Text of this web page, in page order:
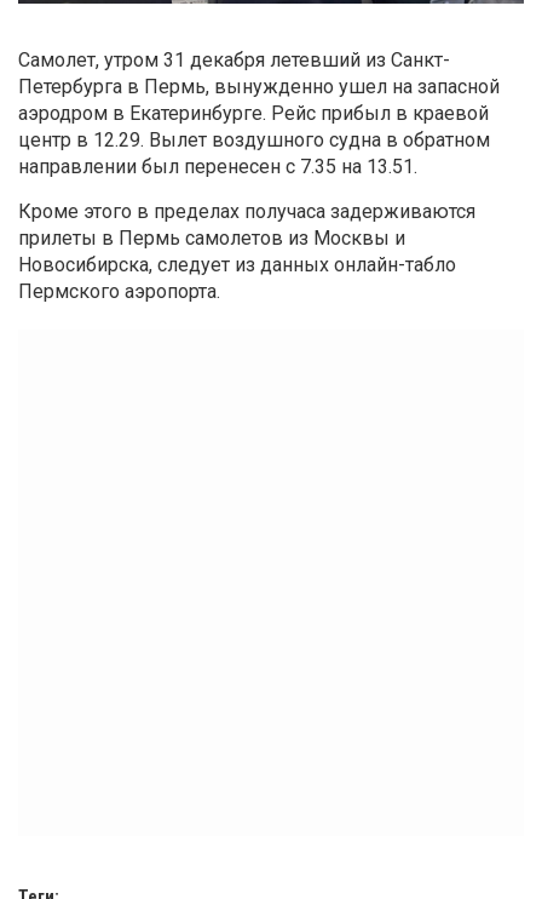
Самолет, утром 31 декабря летевший из Санкт-
Петербурга в Пермь, вынужденно ушел на запасной
аэродром в Екатеринбурге. Рейс прибыл в краевой
центр в 12.29. Вылет воздушного судна в обратном
направлении был перенесен с 7.35 на 13.51.
Кроме этого в пределах получаса задерживаются
прилеты в Пермь самолетов из Москвы и
Новосибирска, следует из данных онлайн-табло
Пермского аэропорта.